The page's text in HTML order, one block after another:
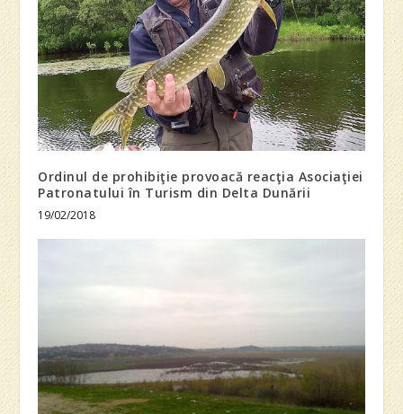
Ordinul de prohibiţie provoacă reacţia Asociaţiei
Patronatului în Turism din Delta Dunării
19/02/2018